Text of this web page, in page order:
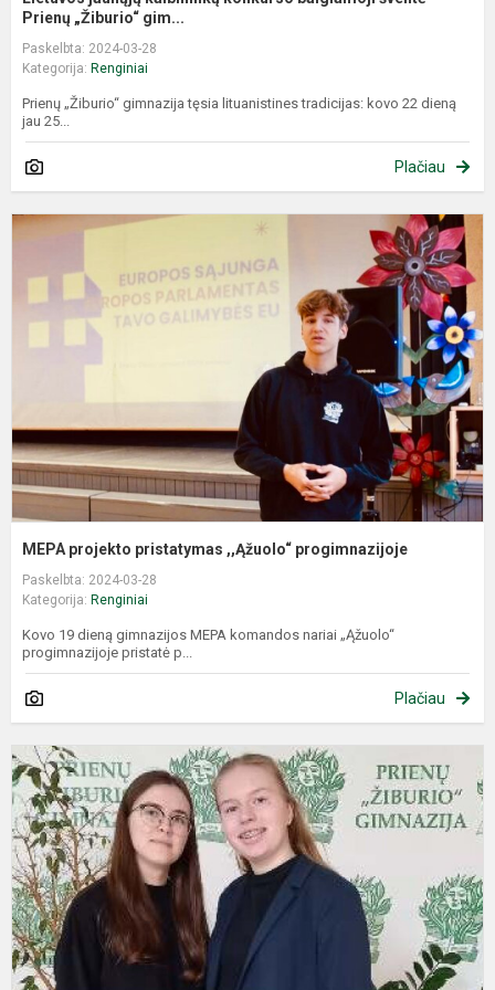
Prienų „Žiburio“ gim...
Paskelbta: 2024-03-28
Kategorija: Renginiai
Prienų „Žiburio“ gimnazija tęsia lituanistines tradicijas: kovo 22 dieną
jau 25...
Plačiau
MEPA projekto pristatymas ,,Ąžuolo“ progimnazijoje
Paskelbta: 2024-03-28
Kategorija: Renginiai
Kovo 19 dieną gimnazijos MEPA komandos nariai „Ąžuolo“
progimnazijoje pristatė p...
Plačiau